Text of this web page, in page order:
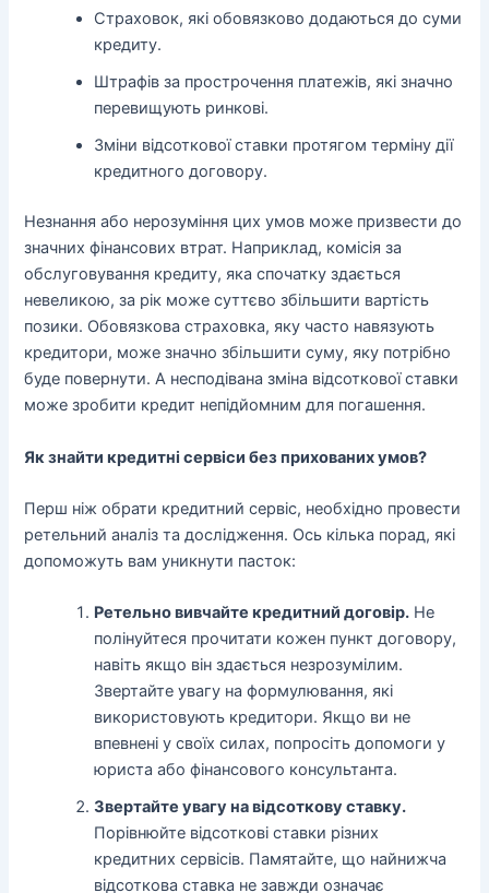
Страховок, які обовязково додаються до суми
кредиту.
Штрафів за прострочення платежів, які значно
перевищують ринкові.
Зміни відсоткової ставки протягом терміну дії
кредитного договору.
Незнання або нерозуміння цих умов може призвести до
значних фінансових втрат. Наприклад, комісія за
обслуговування кредиту, яка спочатку здається
невеликою, за рік може суттєво збільшити вартість
позики. Обовязкова страховка, яку часто навязують
кредитори, може значно збільшити суму, яку потрібно
буде повернути. А несподівана зміна відсоткової ставки
може зробити кредит непідйомним для погашення.
Як знайти кредитні сервіси без прихованих умов?
Перш ніж обрати кредитний сервіс, необхідно провести
ретельний аналіз та дослідження. Ось кілька порад, які
допоможуть вам уникнути пасток:
Ретельно вивчайте кредитний договір. Не
полінуйтеся прочитати кожен пункт договору,
навіть якщо він здається незрозумілим.
Звертайте увагу на формулювання, які
використовують кредитори. Якщо ви не
впевнені у своїх силах, попросіть допомоги у
юриста або фінансового консультанта.
Звертайте увагу на відсоткову ставку.
Порівнюйте відсоткові ставки різних
кредитних сервісів. Памятайте, що найнижча
відсоткова ставка не завжди означає